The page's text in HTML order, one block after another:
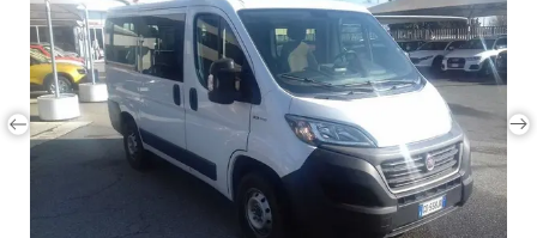
Auto Nuove
Noleggio a lungo termine
Auto d'epoca
Moto